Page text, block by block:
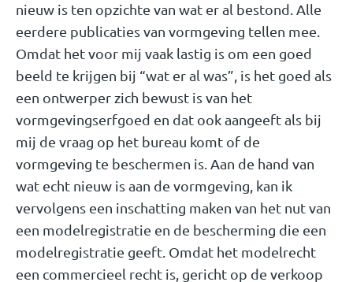
nieuw is ten opzichte van wat er al bestond. Alle
eerdere publicaties van vormgeving tellen mee.
Omdat het voor mij vaak lastig is om een goed
beeld te krijgen bij “wat er al was”, is het goed als
een ontwerper zich bewust is van het
vormgevingserfgoed en dat ook aangeeft als bij
mij de vraag op het bureau komt of de
vormgeving te beschermen is. Aan de hand van
wat echt nieuw is aan de vormgeving, kan ik
vervolgens een inschatting maken van het nut van
een modelregistratie en de bescherming die een
modelregistratie geeft. Omdat het modelrecht
een commercieel recht is, gericht op de verkoop